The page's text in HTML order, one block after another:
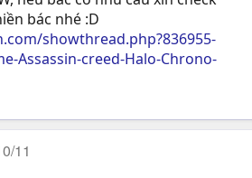
bác nhé :D
showthread.php?836955-
Assassin-creed-Halo-Chrono-
11